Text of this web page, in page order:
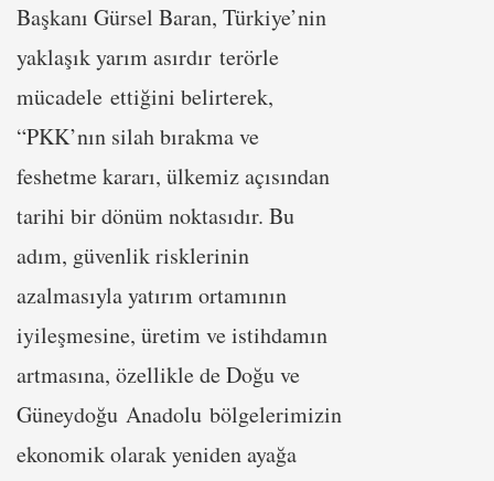
Başkanı Gürsel Baran, Türkiye’nin
yaklaşık yarım asırdır terörle
mücadele ettiğini belirterek,
“PKK’nın silah bırakma ve
feshetme kararı, ülkemiz açısından
tarihi bir dönüm noktasıdır. Bu
adım, güvenlik risklerinin
azalmasıyla yatırım ortamının
iyileşmesine, üretim ve istihdamın
artmasına, özellikle de Doğu ve
Güneydoğu Anadolu bölgelerimizin
ekonomik olarak yeniden ayağa